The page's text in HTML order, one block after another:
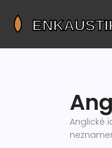
Anglické